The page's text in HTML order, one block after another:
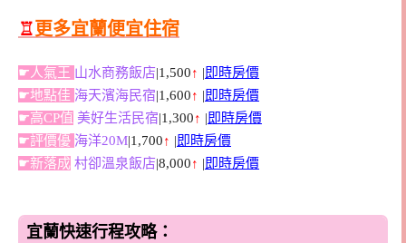
♖更多宜蘭便宜住宿
☛人氣王 山水商務飯店|1,500↑ |即時房價
☛地點佳 海天濱海民宿|1,600↑ |即時房價
☛高CP值 美好生活民宿|1,300↑ |即時房價
☛評價優 海洋20M|1,700↑ |即時房價
☛新落成 村卻溫泉飯店|8,000↑ |即時房價
宜蘭快速行程攻略：